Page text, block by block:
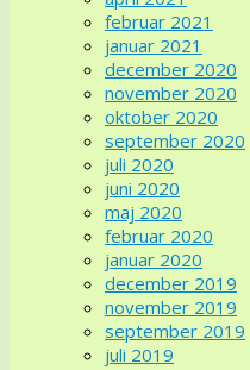
februar 2021
januar 2021
december 2020
november 2020
oktober 2020
september 2020
juli 2020
juni 2020
maj 2020
februar 2020
januar 2020
december 2019
november 2019
september 2019
juli 2019